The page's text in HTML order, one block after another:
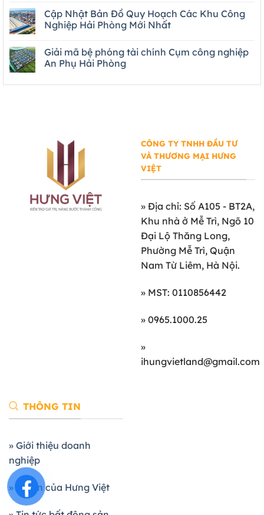
Cập Nhật Bản Đồ Quy Hoạch Các Khu Công
Nghiệp Hải Phòng Mới Nhất
Giải mã bệ phóng tài chính Cụm công nghiệp
An Phụ Hải Phòng
CÔNG TY TNHH ĐẦU TƯ
VÀ THƯƠNG MẠI HƯNG
VIỆT
» Địa chỉ: Số A105 - BT2A,
Khu nhà ở Mễ Trì, Ngõ 10
Đại Lộ Thăng Long,
Phường Mễ Trì, Quận
Nam Từ Liêm, Hà Nội.
» MST: 0110856442
» 0965.1000.25
»
ihungvietland@gmail.com
THÔNG TIN
» Giới thiệu doanh
nghiệp
» Dự án của Hưng Việt